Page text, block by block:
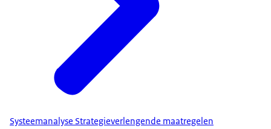
Systeemanalyse Strategieverlengende maatregelen